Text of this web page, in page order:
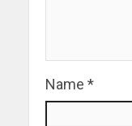
Name *